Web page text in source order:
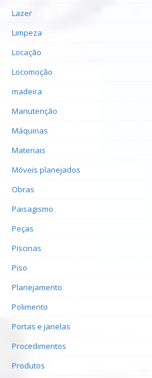
Lazer
Limpeza
Locação
Locomoção
madeira
Manutenção
Máquinas
Materiais
Móveis planejados
Obras
Paisagismo
Peças
Piscinas
Piso
Planejamento
Polimento
Portas e janelas
Procedimentos
Produtos